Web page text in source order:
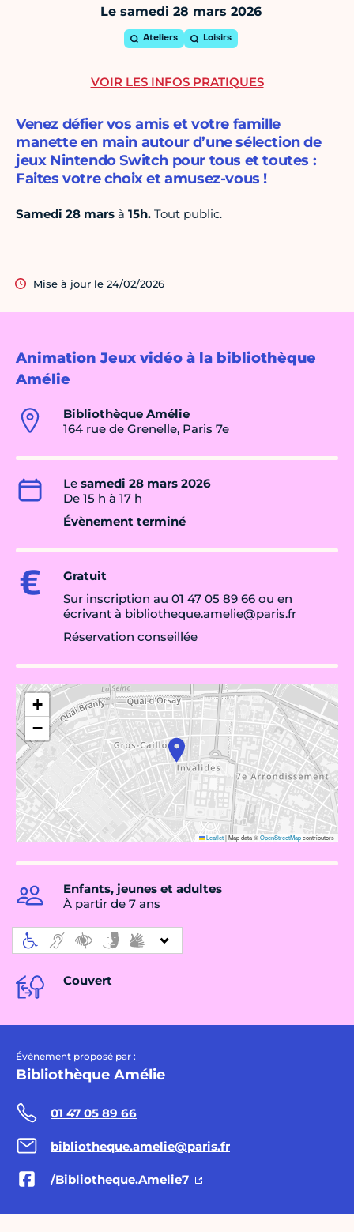
Le samedi 28 mars 2026
Ateliers Loisirs
Animation Jeux vidéo à la bibliothèque
Amélie
Bibliothèque Amélie
164 rue de Grenelle, Paris 7e
Le samedi 28 mars 2026
De 15 h à 17 h
Évènement terminé
Gratuit
Sur inscription au 01 47 05 89 66 ou en
écrivant à bibliotheque.amelie@paris.fr
Réservation conseillée
+
−
Leaflet|Map data ©OpenStreetMapcontributors
Enfants, jeunes et adultes
À partir de 7 ans
Couvert
Évènement proposé par :
Bibliothèque Amélie
01 47 05 89 66
bibliotheque.amelie@paris.fr
/Bibliotheque.Amelie7
Venez défier vos amis et votre famille
manette en main autour d’une sélection de
jeux Nintendo Switch pour tous et toutes :
Faites votre choix et amusez-vous !
Samedi 28 mars à 15h. Tout public.
Mise à jour le 24/02/2026
VOIR LES INFOS PRATIQUES